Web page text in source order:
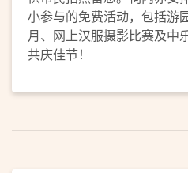
小参与的免费活动，包括游
月、网上汉服摄影比赛及中
共庆佳节！